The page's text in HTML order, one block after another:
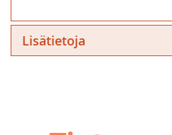
Lisätietoja